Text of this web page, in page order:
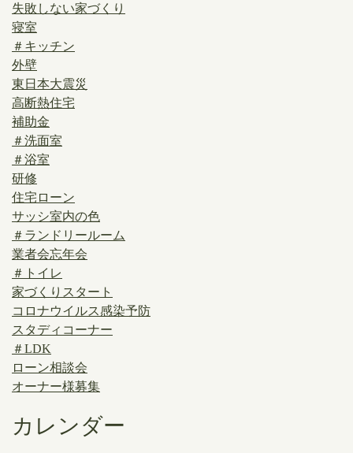
失敗しない家づくり
寝室
＃キッチン
外壁
東日本大震災
高断熱住宅
補助金
＃洗面室
＃浴室
研修
住宅ローン
サッシ室内の色
＃ランドリールーム
業者会忘年会
＃トイレ
家づくりスタート
コロナウイルス感染予防
スタディコーナー
＃LDK
ローン相談会
オーナー様募集
カレンダー